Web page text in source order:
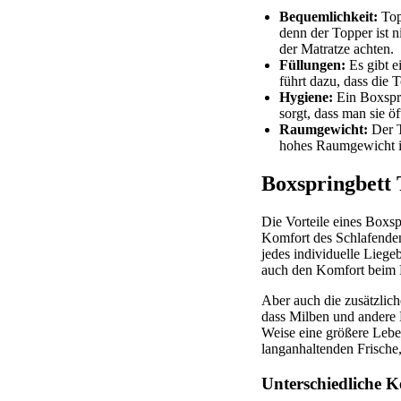
Bequemlichkeit:
denn der Topper ist
der Matratze achten.
Füllungen: Es gibt
führt dazu, dass die
Hygiene: Ein
sorgt, dass man sie
Raumgewicht: Der
hohes
Boxspringbett
Die Vorteile eines
Komfort des
jedes individuelle
auch den Komfort beim
Aber auch die
dass Milben und
Weise eine größere
langanhaltenden
Unterschiedliche